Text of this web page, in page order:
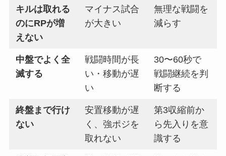
キルは取れる
のにRPが増
えない
マイナス試合
が大きい
無理な戦闘を
減らす
中盤でよく全
滅する
戦闘時間が長
い・移動が遅
い
30〜60秒で
戦闘継続を判
断する
終盤まで行け
ない
安置移動が遅
く、強ポジを
取れない
第3収縮前か
ら先入りを意
識する